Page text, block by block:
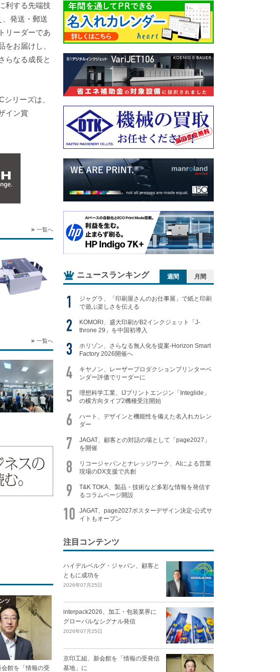
利する先端技
発送・郵送
リーダーであ
お届けし、
らなる成長と
リーズは、
イン賞
一覧へ
一覧へ
ツ
館を「情報の受
ニュースランキング 週間 月間
ジャグラ、「印刷屋さんのお仕事展」で紙と印刷
で遊ぶ楽しさを伝える
KOMORI、盛大印刷がB2インクジェット「J-
throne 29」を中国初導入
ホリゾン、さらなる無人化を提案-Horizon Smart
Factory 2026開催へ
キヤノン、レーザープロダクションプリンターベ
ンダー評価でリーダーに
理想科学工業、IJプリントエンジン「Integlide」
の横方向タイプ2機種受注開始
ハート、デザインと機能性を備えた名入れカレン
ダー
JAGAT、顧客との対話の場として「page2027」
を開催
リコージャパンとナレッジワーク、AIによる営業
現場のDX支援で共創
T&K TOKA、製品・技術など多彩な情報を発信す
るコラムページ開設
JAGAT、page2027ポスターデザイン決定-公式サ
イトもオープン
注目コンテンツ
ハイデルベルグ・ジャパン、顧客と
ともに成功を
2026年07月25日
interpack2026、加工・包装業界に
グローバルなシグナル発信
2026年07月25日
京印工組、新会館を「情報の受発信
基地」に